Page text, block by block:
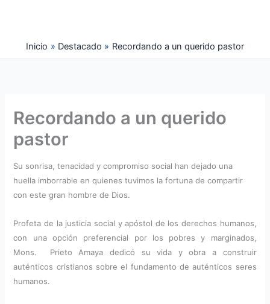
Inicio
Destacado Recordando a un querido pastor
Recordando a un querido
pastor
Su sonrisa, tenacidad y compromiso social han dejado una
huella imborrable en quienes tuvimos la fortuna de compartir
con este gran hombre de Dios.
Profeta de la justicia social y apóstol de los derechos humanos,
con una opción preferencial por los pobres y marginados,
Mons. Prieto Amaya dedicó su vida y obra a construir
auténticos cristianos sobre el fundamento de auténticos seres
humanos.